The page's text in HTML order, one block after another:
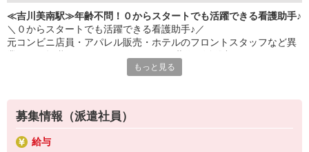
≪吉川美南駅≫年齢不問！０からスタートでも活躍できる看護助手♪
＼０からスタートでも活躍できる看護助手♪／
元コンビニ店員・アパレル販売・ホテルのフロントスタッフなど異
＊シーツ交換
＊患者さんの誘導
＊入浴や食事などの介助 など
もっと見る
募集情報（派遣社員）
給与